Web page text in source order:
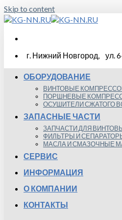
Skip to content
г. Нижний Новгород, ул.
ОБОРУДОВАНИЕ
ВИНТОВЫЕ
ПОРШНЕВЫЕ
ОСУШИТЕЛИ СЖАТОГО
ЗАПАСНЫЕ ЧАСТИ
ЗАПЧАСТИ ДЛЯ
ФИЛЬТРЫ И СЕПАРАТОРЫ
МАСЛА И СМАЗОЧНЫЕ
СЕРВИС
ИНФОРМАЦИЯ
О КОМПАНИИ
КОНТАКТЫ